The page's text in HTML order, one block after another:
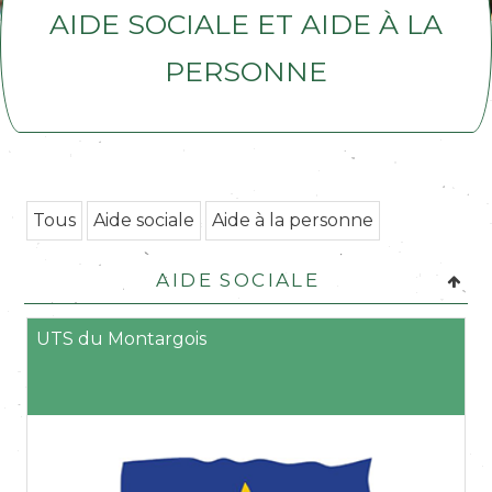
Aide sociale et aide à la
personne
Tous Aide sociale Aide à la personne
Aide sociale
UTS du Montargois